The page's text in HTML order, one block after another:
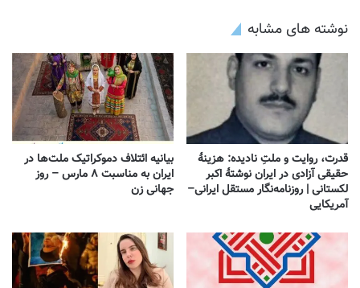
نوشته های مشابه
قدرت، روایت و ملتِ نادیده: هزینهٔ
حقیقی آزادی در ایران نوشتهٔ اکبر
لکستانی | روزنامه‌نگار مستقل ایرانی–
آمریکایی
بیانیه ائتلاف دموکراتیک ملت‌ها در
ایران به مناسبت ۸ مارس – روز
جهانی زن